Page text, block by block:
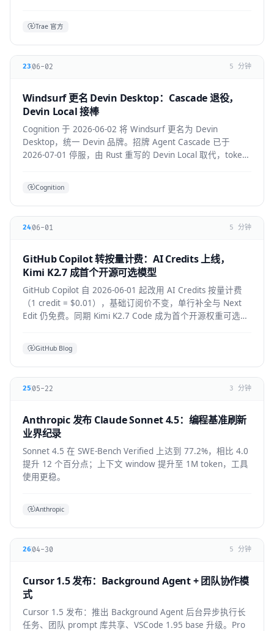
Trae 官方
23 06-02 5 分钟
Windsurf 更名 Devin Desktop：Cascade 退役，
Devin Local 接棒
Cognition 于 2026-06-02 将 Windsurf 更名为 Devin
Desktop，统一 Devin 品牌。招牌 Agent Cascade 已于
2026-07-01 停服，由 Rust 重写的 Devin Local 取代，token
Cognition
2406-01 5 分钟
GitHub Copilot 转按量计费：AI Credits 上线，
Kimi K2.7 成首个开源可选模型
GitHub Copilot 自 2026-06-01 起改用 AI Credits 按量计费
（1 credit = $0.01），基础订阅价不变，单行补全与 Next
Edit 仍免费。同期 Kimi K2.7 Code 成为首个开源权重可选模
GitHub Blog
25 05-22 3 分钟
Anthropic 发布 Claude Sonnet 4.5：编程基准刷新
业界纪录
Sonnet 4.5 在 SWE-Bench Verified 上达到 77.2%，相比 4.0
提升 12 个百分点；上下文 window 提升至 1M token，工具
使用更稳。
Anthropic
2604-30 5 分钟
Cursor 1.5 发布：Background Agent + 团队协作模
式
Cursor 1.5 发布：推出 Background Agent 后台异步执行长
任务、团队 prompt 库共享、VSCode 1.95 base 升级。Pro